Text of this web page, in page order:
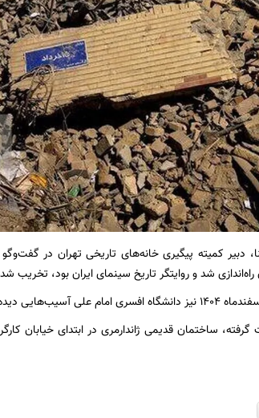
دبیر کمیته پیگیری خانه‌های تاریخی تهران در
ساختمان قدیمی ژاندارمری در ابتدای خیابان